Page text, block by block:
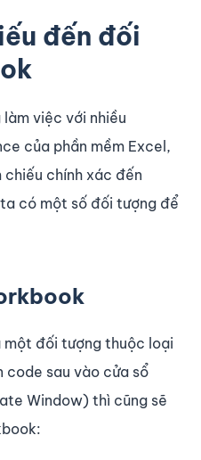
đến đối
việc với nhiều
của phần mềm Excel,
chính xác đến
có một số đối tượng để
đối tượng thuộc loại
code sau vào cửa sổ
Window) thì cũng sẽ